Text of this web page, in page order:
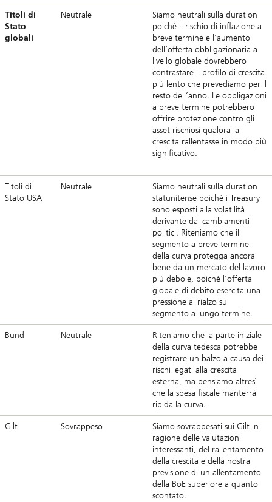
Titoli di
Stato
globali
Neutrale
Siamo neutrali sulla duration
poiché il rischio di inflazione a
breve termine e l’aumento
dell’offerta obbligazionaria a
livello globale dovrebbero
contrastare il profilo di crescita
più lento che prevediamo per il
resto dell’anno. Le obbligazioni
a breve termine potrebbero
offrire protezione contro gli
asset rischiosi qualora la
crescita rallentasse in modo più
significativo.
Titoli di
Stato USA
Neutrale
Siamo neutrali sulla duration
statunitense poiché i Treasury
sono esposti alla volatilità
derivante dai cambiamenti
politici. Riteniamo che il
segmento a breve termine
della curva protegga ancora
bene da un mercato del lavoro
più debole, poiché l’offerta
globale di debito esercita una
pressione al rialzo sul
segmento a lungo termine.
Bund Neutrale
Riteniamo che la parte iniziale
della curva tedesca potrebbe
registrare un balzo a causa dei
rischi legati alla crescita
esterna, ma pensiamo altresì
che la spesa fiscale manterrà
ripida la curva.
Gilt Sovrappeso
Siamo sovrappesati sui Gilt in
ragione delle valutazioni
interessanti, del rallentamento
della crescita e della nostra
previsione di un allentamento
della BoE superiore a quanto
scontato.